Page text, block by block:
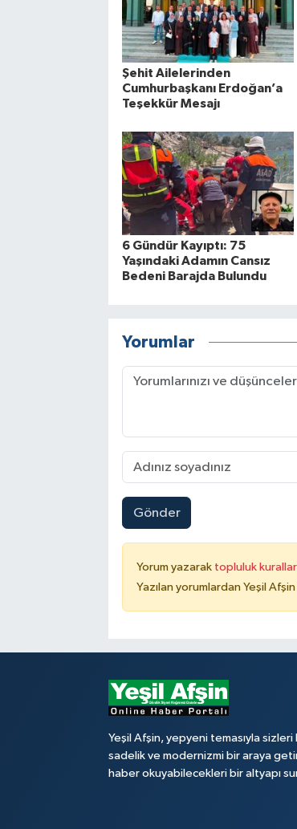
Şehit Ailelerinden
Cumhurbaşkanı Erdoğan’a
Teşekkür Mesajı
6 Gündür Kayıptı: 75
Yaşındaki Adamın Cansız
Bedeni Barajda Bulundu
Yorumlar
Gönder
Yorum yazarak topluluk
Yazılan yorumlardan Yeşil
Yeşil Afşin, yepyeni temasıyla
sadelik ve modernizmi bir araya
haber okuyabilecekleri bir altyapı